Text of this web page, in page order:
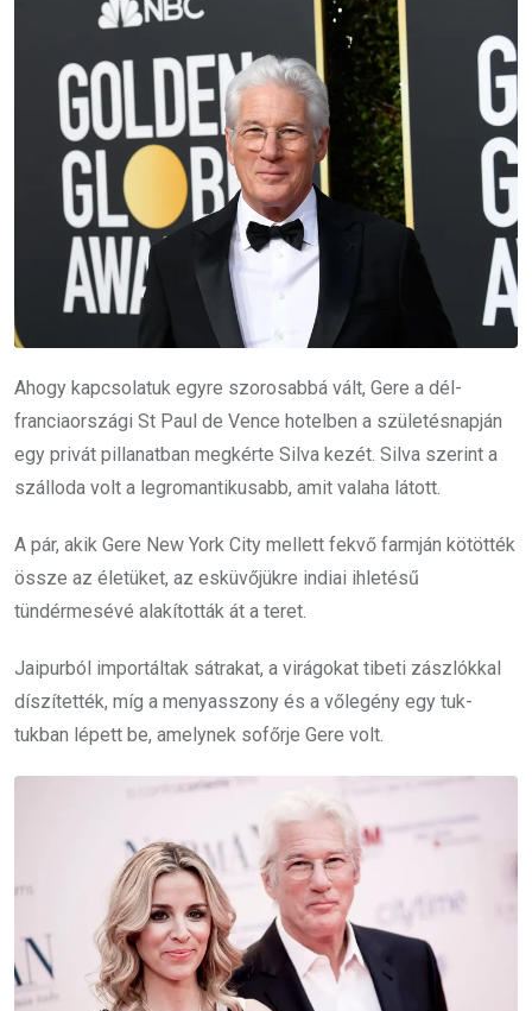
Ahogy kapcsolatuk egyre szorosabbá vált, Gere a dél-
franciaországi St Paul de Vence hotelben a születésnapján
egy privát pillanatban megkérte Silva kezét. Silva szerint a
szálloda volt a legromantikusabb, amit valaha látott.
A pár, akik Gere New York City mellett fekvő farmján kötötték
össze az életüket, az esküvőjükre indiai ihletésű
tündérmesévé alakították át a teret.
Jaipurból importáltak sátrakat, a virágokat tibeti zászlókkal
díszítették, míg a menyasszony és a vőlegény egy tuk-
tukban lépett be, amelynek sofőrje Gere volt.